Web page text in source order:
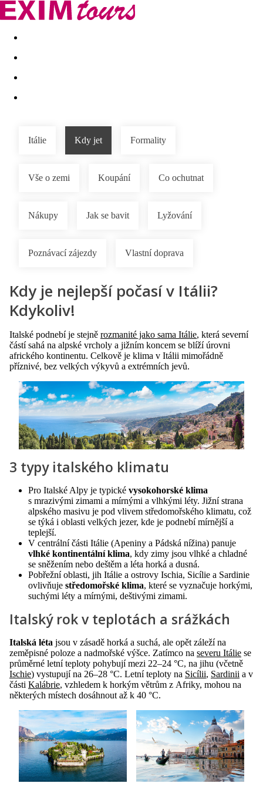
Akční nabídky Last minute
Itálie Kdy jet Formality
Vše o zemi Koupání Co ochutnat
Nákupy Jak se bavit Lyžování
Poznávací zájezdy Vlastní doprava
Kdy je nejlepší počasí v Itálii?
Kdykoliv!
Italské podnebí je stejně rozmanité jako sama Itálie, která severní
částí sahá na alpské vrcholy a jižním koncem se blíží úrovni
afrického kontinentu. Celkově je klima v Itálii mimořádně
příznivé, bez velkých výkyvů a extrémních jevů.
3 typy italského klimatu
Pro Italské Alpy je typické vysokohorské klima
s mrazivými zimami a mírnými a vlhkými léty. Jižní strana
alpského masivu je pod vlivem středomořského klimatu, což
se týká i oblasti velkých jezer, kde je podnebí mírnější a
teplejší.
V centrální části Itálie (Apeniny a Pádská nížina) panuje
vlhké kontinentální klima, kdy zimy jsou vlhké a chladné
se sněžením nebo deštěm a léta horká a dusná.
Pobřežní oblasti, jih Itálie a ostrovy Ischia, Sicílie a Sardinie
ovlivňuje středomořské klima, které se vyznačuje horkými,
suchými léty a mírnými, deštivými zimami.
Italský rok v teplotách a srážkách
Italská léta jsou v zásadě horká a suchá, ale opět záleží na
zeměpisné poloze a nadmořské výšce. Zatímco na severu Itálie se
průměrné letní teploty pohybují mezi 22–24 °C, na jihu (včetně
Ischie) vystupují na 26–28 °C. Letní teploty na Sicílii, Sardinii a v
části Kalábrie, vzhledem k horkým větrům z Afriky, mohou na
některých místech dosáhnout až k 40 °C.